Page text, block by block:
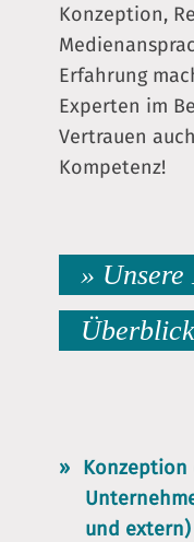
Konzeption,
Erfahrung
Experten im
Vertrauen
Kompetenz!
» Unsere
Überblick
Konzeption
und extern)